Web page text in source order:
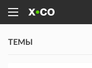
ТЕМЫ